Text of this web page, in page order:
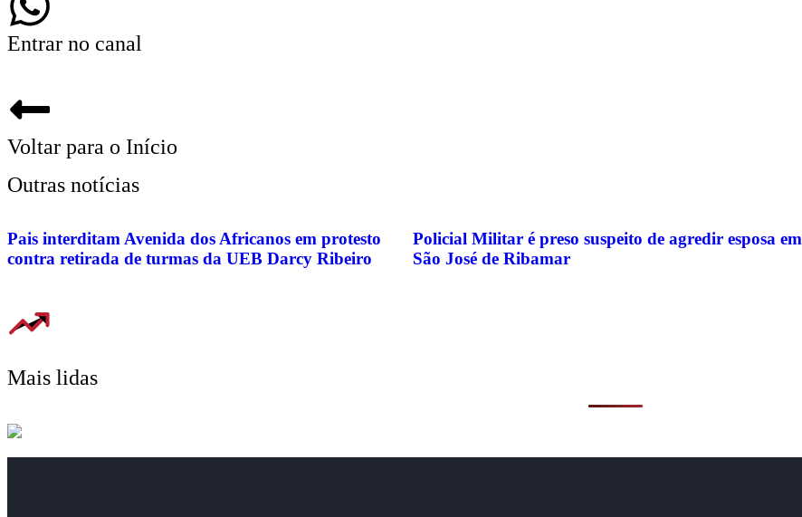
Entrar no canal
Voltar para o Início
Outras notícias
Pais interditam Avenida dos Africanos em protesto
contra retirada de turmas da UEB Darcy Ribeiro
Policial Militar é preso suspeito de agredir esposa em
São José de Ribamar
Mais lidas